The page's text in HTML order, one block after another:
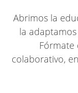
Abrimos la
la
Fórmate
colaborativo,